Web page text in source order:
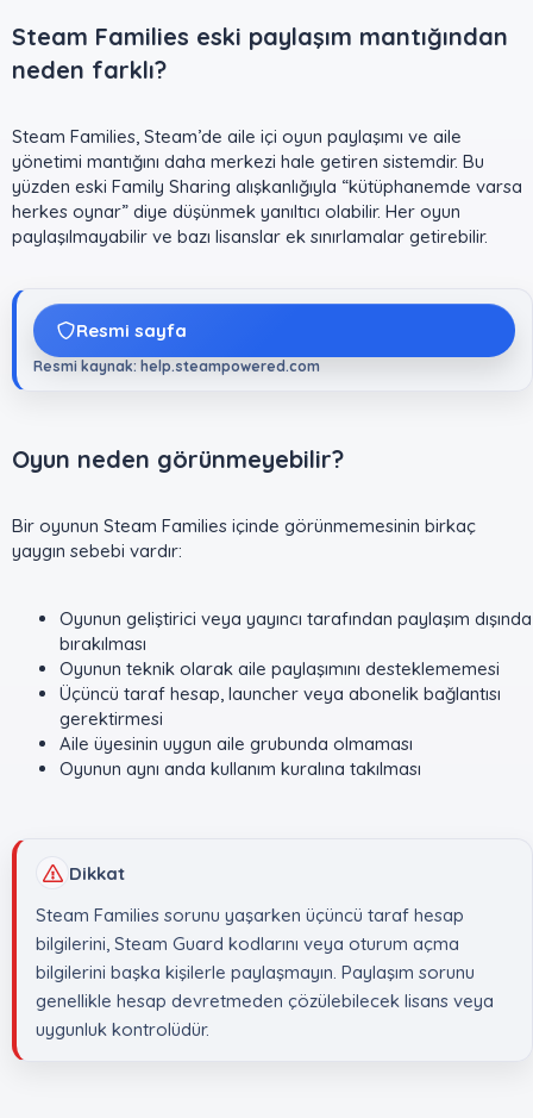
Steam Families eski paylaşım mantığından
neden farklı?​
Steam Families, Steam’de aile içi oyun paylaşımı ve aile
yönetimi mantığını daha merkezi hale getiren sistemdir. Bu
yüzden eski Family Sharing alışkanlığıyla “kütüphanemde varsa
herkes oynar” diye düşünmek yanıltıcı olabilir. Her oyun
paylaşılmayabilir ve bazı lisanslar ek sınırlamalar getirebilir.
Resmi sayfa
Resmi kaynak: help.steampowered.com
Oyun neden görünmeyebilir?​
Bir oyunun Steam Families içinde görünmemesinin birkaç
yaygın sebebi vardır:
Oyunun geliştirici veya yayıncı tarafından paylaşım dışında
bırakılması
Oyunun teknik olarak aile paylaşımını desteklememesi
Üçüncü taraf hesap, launcher veya abonelik bağlantısı
gerektirmesi
Aile üyesinin uygun aile grubunda olmaması
Oyunun aynı anda kullanım kuralına takılması
Dikkat
Steam Families sorunu yaşarken üçüncü taraf hesap
bilgilerini, Steam Guard kodlarını veya oturum açma
bilgilerini başka kişilerle paylaşmayın. Paylaşım sorunu
genellikle hesap devretmeden çözülebilecek lisans veya
uygunluk kontrolüdür.